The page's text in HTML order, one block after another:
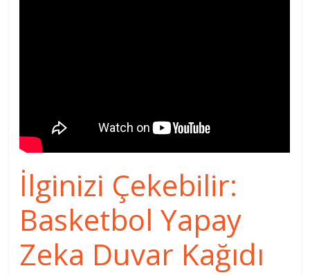
İlginizi Çekebilir:
Basketbol Yapay
Zeka Duvar Kağıdı